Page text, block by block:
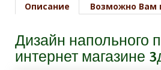
Описание Возможно Вам
Дизайн
интернет магазине